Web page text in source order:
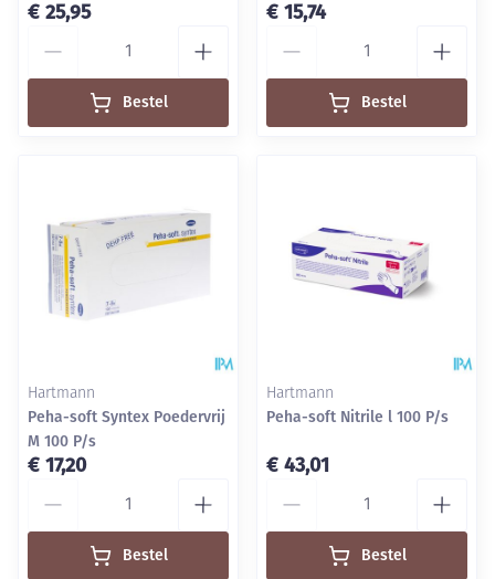
€ 25,95
Bestel
€ 15,74
Bestel
Hartmann
Peha-soft Syntex Poedervrij
M 100 P/s
€ 17,20
Bestel
Hartmann
Peha-soft Nitrile l 100 P/s
€ 43,01
Bestel